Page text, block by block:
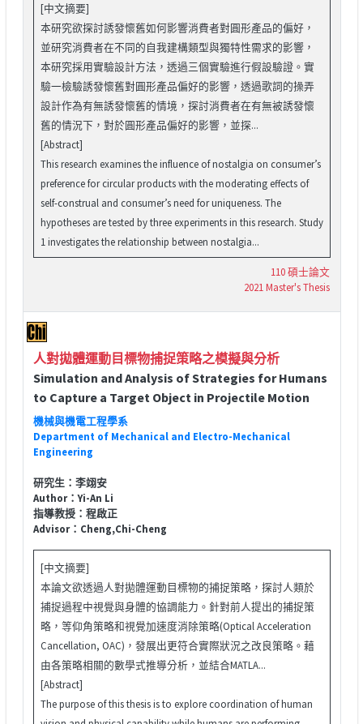
[中文摘要]
本研究欲探討誘發懷舊如何影響消費者對圓形產品的偏好，
並研究消費者在不同的自我建構類型與獨特性需求的影響，
本研究採用實驗設計方法，透過三個實驗進行假設驗證。實
驗一檢驗誘發懷舊對圓形產品偏好的影響，透過歌詞的操弄
設計作為有無誘發懷舊的情境，探討消費者在有無被誘發懷
舊的情況下，對於圓形產品偏好的影響，並探...
[Abstract]
This research examines the influence of nostalgia on consumer’s
preference for circular products with the moderating effects of
self-construal and consumer’s need for uniqueness. The
hypotheses are tested by three experiments in this research. Study
1 investigates the relationship between nostalgia...
110 碩士論文
2021 Master's Thesis
人對拋體運動目標物捕捉策略之模擬與分析
Simulation and Analysis of Strategies for Humans
to Capture a Target Object in Projectile Motion
機械與機電工程學系
Department of Mechanical and Electro-Mechanical
Engineering
研究生：李翊安
Author：Yi-An Li
指導教授：程啟正
Advisor：Cheng,Chi-Cheng
[中文摘要]
本論文欲透過人對拋體運動目標物的捕捉策略，探討人類於
捕捉過程中視覺與身體的協調能力。針對前人提出的捕捉策
略，等仰角策略和視覺加速度消除策略(Optical Acceleration
Cancellation, OAC)，發展出更符合實際狀況之改良策略。藉
由各策略相關的數學式推導分析，並結合MATLA...
[Abstract]
The purpose of this thesis is to explore coordination of human